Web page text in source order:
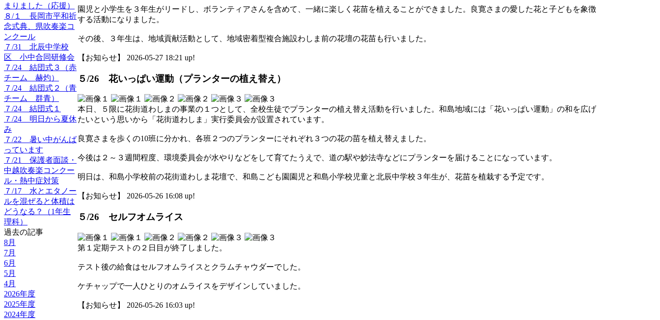
まりました（応援）
８/１ 長岡市平和祈
念式典、県吹奏楽コ
ンクール
７/31 北辰中学校
区 小中合同研修会
７/24 結団式３（赤
チーム 赫灼）
７/24 結団式２（青
チーム 群青）
７/24 結団式１
７/24 明日から夏休
み
７/22 暑い中がんば
っています
７/21 保護者面談・
中越吹奏楽コンクー
ル・熱中症対策
７/17 水とエタノー
ルを混ぜると体積は
どうなる？（1年生
理科）
過去の記事
8月
7月
6月
5月
4月
2026年度
2025年度
2024年度
園児と小学生を３年生がリードし、ボランティアさんを含めて、一緒に楽しく花苗を植えることができました。良寛さまの愛した花と子どもを象徴
する活動になりました。
その後、３年生は、地域貢献活動として、地域密着型複合施設わしま前の花壇の花苗も行いました。
【お知らせ】 2026-05-27 18:21 up!
５/26 花いっぱい運動（プランターの植え替え）
本日、５限に花街道わしまの事業の１つとして、全校生徒でプランターの植え替え活動を行いました。和島地域には「花いっぱい運動」の和を広げ
たいという思いから「花街道わしま」実行委員会が設置されています。
良寛さまを歩くの10班に分かれ、各班２つのプランターにそれぞれ３つの花の苗を植え替えました。
今後は２～３週間程度、環境委員会が水やりなどをして育てたうえで、道の駅や妙法寺などにプランターを届けることになっています。
明日は、和島小学校前の花街道わしま花壇で、和島こども園園児と和島小学校児童と北辰中学校３年生が、花苗を植栽する予定です。
【お知らせ】 2026-05-26 16:08 up!
５/26 セルフオムライス
第１定期テストの２日目が終了しました。
テスト後の給食はセルフオムライスとクラムチャウダーでした。
ケチャップで一人ひとりのオムライスをデザインしていました。
【お知らせ】 2026-05-26 16:03 up!